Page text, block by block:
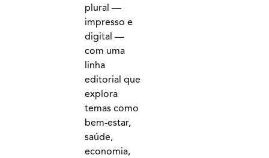
plural —
impresso e
digital —
com uma
linha
editorial que
explora
temas como
bem-estar,
saúde,
economia,